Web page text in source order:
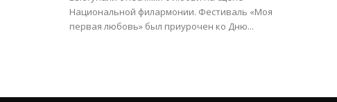
Национальной филармонии. Фестиваль «Моя
первая любовь» был приурочен ко Дню...